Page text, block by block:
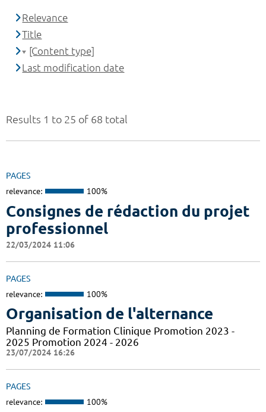
Results 1 to 25 of 68 total
PAGES
relevance: 100%
Consignes de rédaction du projet
professionnel
22/03/2024 11:06
PAGES
relevance: 100%
Organisation de l'alternance
Planning de Formation Clinique Promotion 2023 -
2025 Promotion 2024 - 2026
23/07/2024 16:26
PAGES
relevance: 100%
Relevance
Title
[Content type]
Last modification date